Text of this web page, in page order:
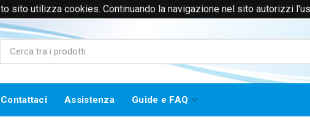
sito utilizza cookies. Continuando la navigazione nel sito autorizzi
+39 0171385365 (Solo Voce) info@worklinestore.com
Contattaci Assistenza Guide e FAQ